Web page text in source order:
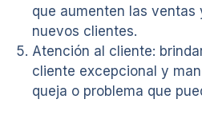
que aumenten las ventas
nuevos clientes.
Atención al cliente:
cliente excepcional y
queja o problema que